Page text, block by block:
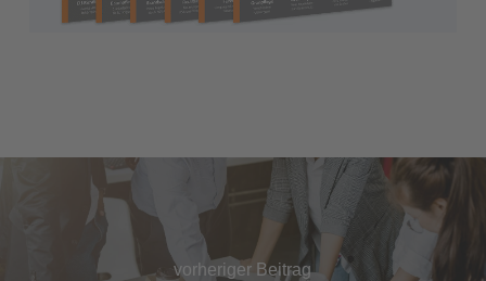
vorheriger Beitrag